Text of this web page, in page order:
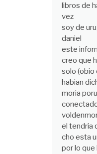
libros de
vez
soy de
daniel
este
creo que
solo (obio
habian
moria
el tendria
cho esta
por lo que